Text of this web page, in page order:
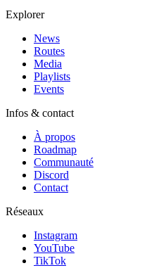
Explorer
News
Routes
Media
Playlists
Events
Infos & contact
À propos
Roadmap
Communauté
Discord
Contact
Réseaux
Instagram
YouTube
TikTok